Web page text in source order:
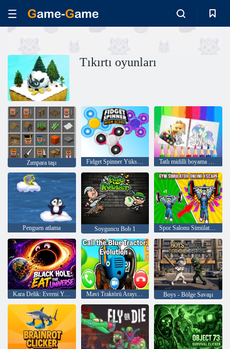
Tıkırtı oyunları
Zımpara taşı Fidget Spinner Yüksek Skor Tatlı midilli boyama kitabı
Penguen atlama Soyguncu Bob 1 Spor Salonu Simülatörü Çevrimiçi Kaçış
Kara Delik: Evreni Yiyin Mavi Traktörü Arayın: Evrim Boys - Bölge Savaşı